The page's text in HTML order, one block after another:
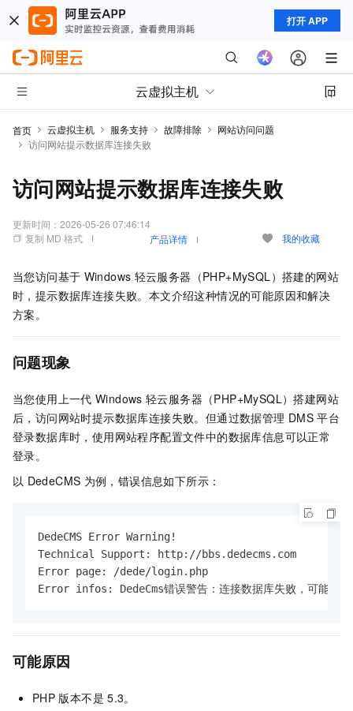
打开 APP
云虚拟主机
首页 云虚拟主机 服务支持 故障排除
网站访问问题
访问网站提示数据库连接失败
访问网站提示数据库连接失败
更新时间： 2026-05-26 07:46:14
复制 MD 格式
产品详情 我的收藏
当您访问基于 Windows 轻云服务器（PHP+MySQL）搭建的网站
时，提示数据库连接失败。本文介绍这种情况的可能原因和解决
方案。
问题现象
当您使用上一代 Windows 轻云服务器（PHP+MySQL）搭建网站
后，访问网站时提示数据库连接失败。但通过数据管理 DMS 平台
登录数据库时，使用网站程序配置文件中的数据库信息可以正常
登录。
以 DedeCMS 为例，错误信息如下所示：
DedeCMS Error Warning!
Technical Support: http://bbs.dedecms.com
Error page: /dede/login.php
Error infos: DedeCms错误警告：连接数据库失败，可能数据
可能原因
PHP 版本不是 5.3。